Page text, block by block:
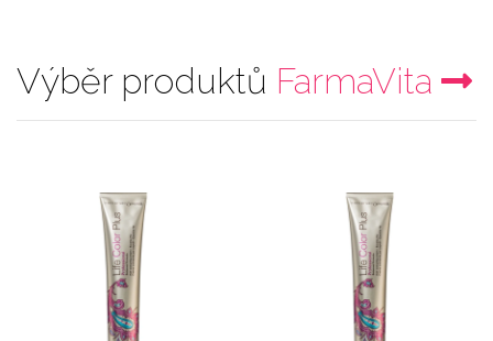
Výběr produktů FarmaVita